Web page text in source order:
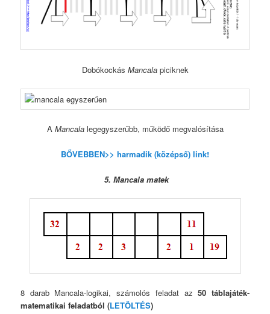
Dobókockás Mancalapiciknek
A Mancalalegegyszerűbb, működő megvalósítása
BŐVEBBEN>> harmadik (középső) link!
5. Mancala matek
8 darab Mancala-logikai, számolós feladat az50 táblajáték-
matematikai feladatból (LETÖLTÉS)